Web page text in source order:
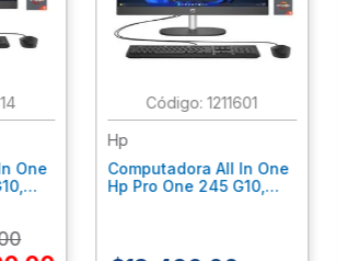
One
:1211601
Hp
Computadora All In One
Hp Pro One 245 G10,
9P7K5La